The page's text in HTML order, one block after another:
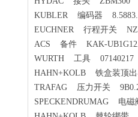
KUBLER 编码器
EUCHNER 行程开关
ACS 备件 KAK-
WURTH 工具 07140217
HAHN+KOLB 铁盒装顶
TRAFAG 压力开关
SPECKENDRUMAG 电磁